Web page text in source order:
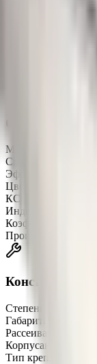
Рассчитайте
Рассчитать
Мощность
Световой поток
Эффективность
Цветовая
КСС (кривая силы
Индекс
Коэффициент
Производитель
Конструкция
Степень защиты
Габаритные размеры
Рассеиватель
Корпус
Тип крепления